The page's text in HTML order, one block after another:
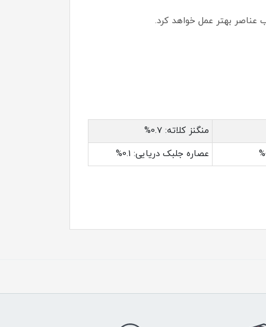
منگنز کلاته: 0.7%
عصاره جلبک دریایی: 0.1%